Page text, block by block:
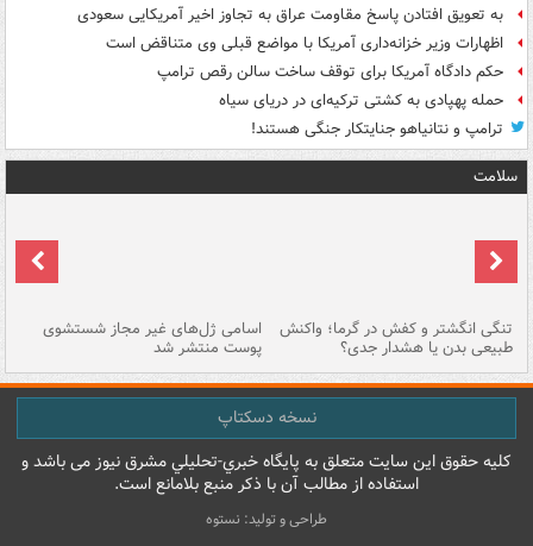
به تعویق افتادن پاسخ مقاومت عراق به تجاوز اخیر آمریکایی سعودی
اظهارات وزیر خزانه‌داری آمریکا با مواضع قبلی وی متناقض است
حکم دادگاه آمریکا برای توقف ساخت سالن رقص ترامپ
حمله پهپادی به کشتی ترکیه‌ای در دریای سیاه
ترامپ و نتانیاهو جنایتکار جنگی هستند!
سلامت
تنگی انگشتر و کفش در گرما؛ واکنش
طبیعی بدن یا هشدار جدی؟
اسامی ژل‌های غیر مجاز شستشوی
پوست منتشر شد
نسخه دسکتاپ
کليه حقوق اين سايت متعلق به پایگاه خبري-تحليلي مشرق نيوز می باشد و
استفاده از مطالب آن با ذکر منبع بلامانع است.
طراحی و تولید: نستوه